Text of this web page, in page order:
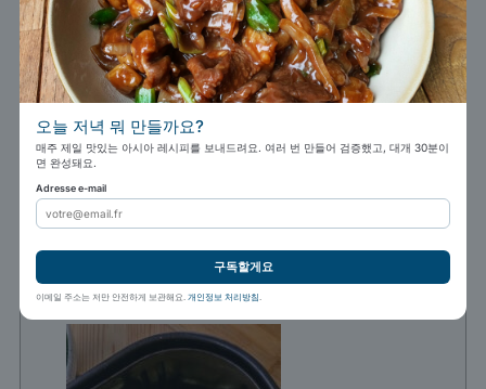
에어프라이어에서 주키니를 꺼내 바로 제
공하세요.
오늘 저녁 뭐 만들까요?
매주 제일 맛있는 아시아 레시피를 보내드려요. 여러 번 만들어 검증했고, 대개 30분이
면 완성돼요.
Adresse e-mail
구독할게요
이메일 주소는 저만 안전하게 보관해요. 개인정보 처리방침.